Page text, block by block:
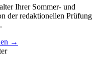
Ihrer Sommer- und
der redaktionellen Prüfung
→